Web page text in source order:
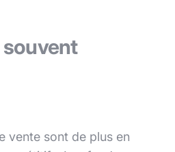
souvent
vente sont de plus en